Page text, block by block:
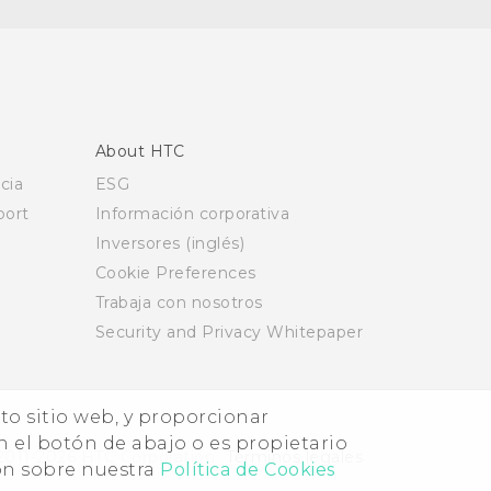
sitio web, y proporcionar
el botón de abajo o es propietario
sobre nuestra Política de Cookies
About HTC
ESG
Información corporativa
Inversores (inglés)
Cookie Preferences
Trabaja con nosotros
Security and Privacy Whitepaper
2026 HTC Corporation Términos legales